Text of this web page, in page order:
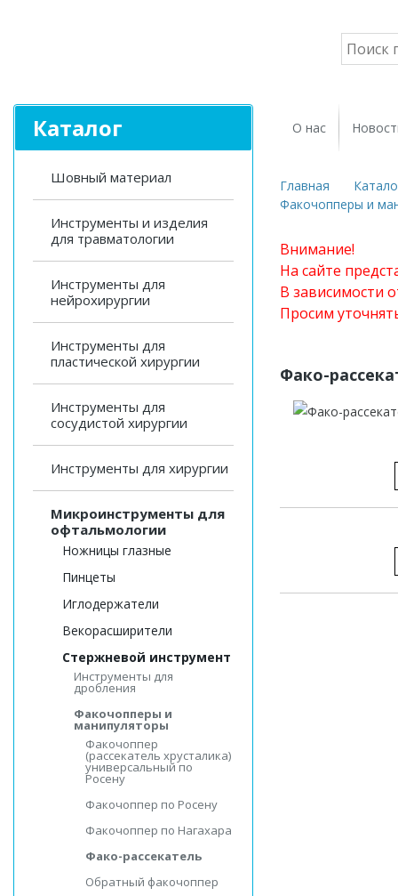
Каталог
Шовный материал
Инструменты и изделия
для травматологии
Инструменты для
нейрохирургии
Инструменты для
пластической хирургии
Инструменты для
сосудистой хирургии
Инструменты для хирургии
Микроинструменты для
офтальмологии
Ножницы глазные
Пинцеты
Иглодержатели
Векорасширители
Стержневой инструмент
Инструменты для
дробления
Факочопперы и
манипуляторы
Факочоппер
(рассекатель хрусталика)
универсальный по
Росену
Факочоппер по Росену
Факочоппер по Нагахара
Фако-рассекатель
Обратный факочоппер
О нас
Главная
Факочопперы и
Внимание!
На сайте
В зависимости
Просим
Фако-